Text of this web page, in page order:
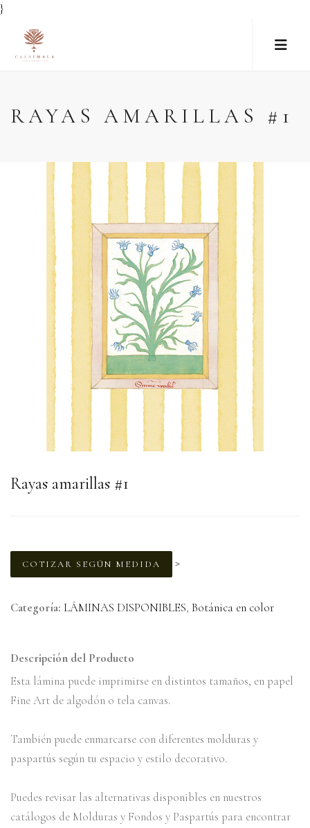
}
RAYAS AMARILLAS #1
Rayas amarillas #1
COTIZAR SEGÚN MEDIDA >
Categoría: LÁMINAS DISPONIBLES, Botánica en color
Descripción del Producto
Esta lámina puede imprimirse en distintos tamaños, en papel
Fine Art de algodón o tela canvas.
También puede enmarcarse con diferentes molduras y
paspartús según tu espacio y estilo decorativo.
Puedes revisar las alternativas disponibles en nuestros
catálogos de Molduras y Fondos y Paspartús para encontrar